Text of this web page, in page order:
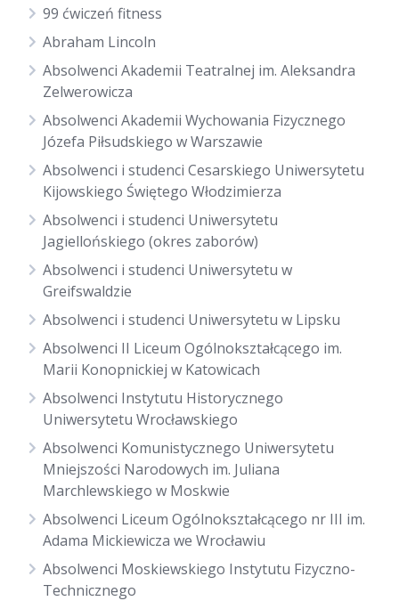
99 ćwiczeń fitness
Abraham Lincoln
Absolwenci Akademii Teatralnej im. Aleksandra
Zelwerowicza
Absolwenci Akademii Wychowania Fizycznego
Józefa Piłsudskiego w Warszawie
Absolwenci i studenci Cesarskiego Uniwersytetu
Kijowskiego Świętego Włodzimierza
Absolwenci i studenci Uniwersytetu
Jagiellońskiego (okres zaborów)
Absolwenci i studenci Uniwersytetu w
Greifswaldzie
Absolwenci i studenci Uniwersytetu w Lipsku
Absolwenci II Liceum Ogólnokształcącego im.
Marii Konopnickiej w Katowicach
Absolwenci Instytutu Historycznego
Uniwersytetu Wrocławskiego
Absolwenci Komunistycznego Uniwersytetu
Mniejszości Narodowych im. Juliana
Marchlewskiego w Moskwie
Absolwenci Liceum Ogólnokształcącego nr III im.
Adama Mickiewicza we Wrocławiu
Absolwenci Moskiewskiego Instytutu Fizyczno-
Technicznego